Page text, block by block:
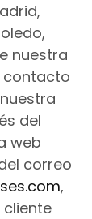
nuestra
contacto
del
web
correo
,